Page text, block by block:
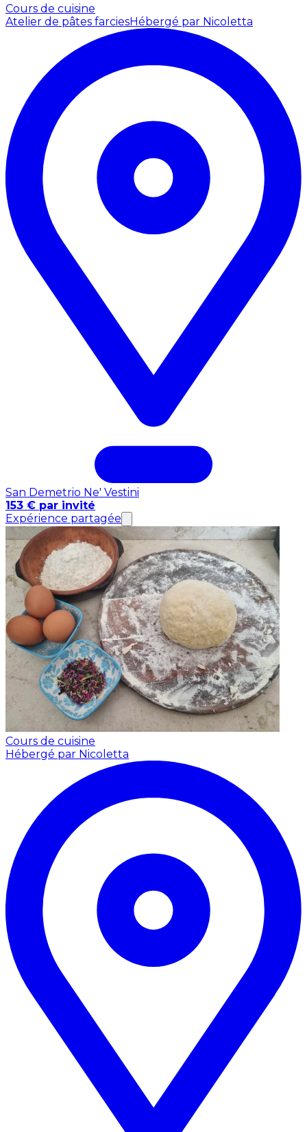
Cours de cuisine
Atelier de pâtes farciesHébergé par Nicoletta
San Demetrio Ne' Vestini
153 € par invité
Expérience partagée
Cours de cuisine
Hébergé par Nicoletta